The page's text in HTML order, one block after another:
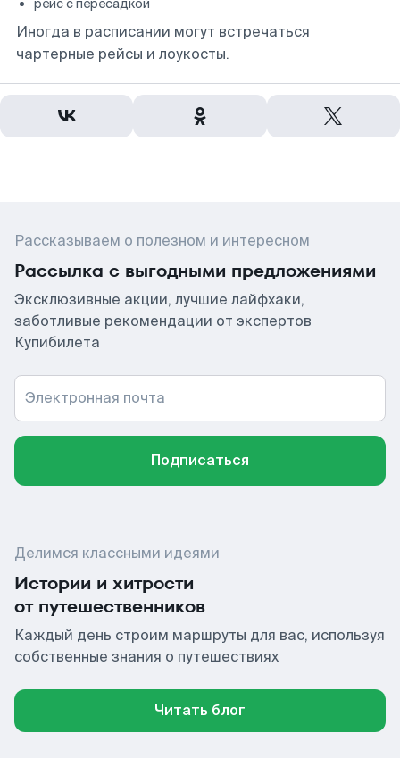
рейс с пересадкой
Иногда в расписании могут встречаться
чартерные рейсы и лоукосты.
Рассказываем о полезном и интересном
Рассылка с выгодными предложениями
Эксклюзивные акции, лучшие лайфхаки,
заботливые рекомендации от экспертов
Купибилета
Электронная почта
Подписаться
Делимся классными идеями
Истории и хитрости
от путешественников
Каждый день строим маршруты для вас, используя
собственные знания о путешествиях
Читать блог